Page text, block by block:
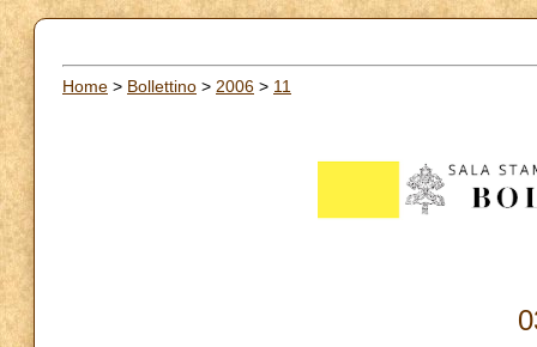
Home > Bollettino > 2006 > 11